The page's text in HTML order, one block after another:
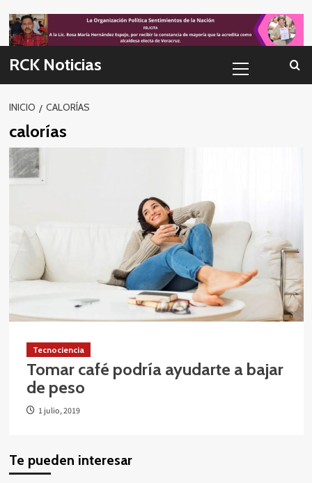
to
content
RCK Noticias
primario
INICIO CALORÍAS
calorías
Tecnociencia
Tomar café podría ayudarte a bajar
de peso
1 julio, 2019
Te pueden interesar